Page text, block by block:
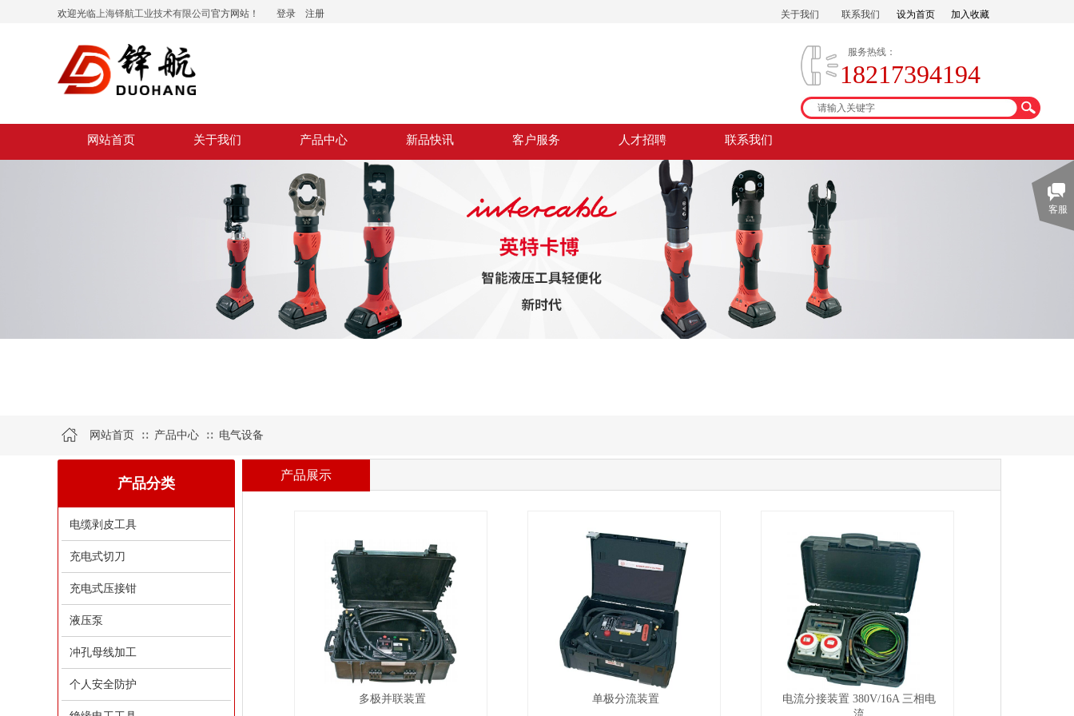
欢迎光临上海铎航工业技术有限公司 官方网站！ 设为首页 加入收藏
登录 注册 联系我们
关于我们
服务热线：
18217394194
网站首页 关于我们 产品中心 新品快讯 客户服务 人才招聘 联系我们
网站首页 ∷ 产品中心 ∷ 电气设备
产品展示
多极并联装置 单极分流装置
电流分接装置 380V/16A 三相电
电缆剥皮工具
充电式切刀
充电式压接钳
液压泵
冲孔母线加工
个人安全防护
产品分类
客服